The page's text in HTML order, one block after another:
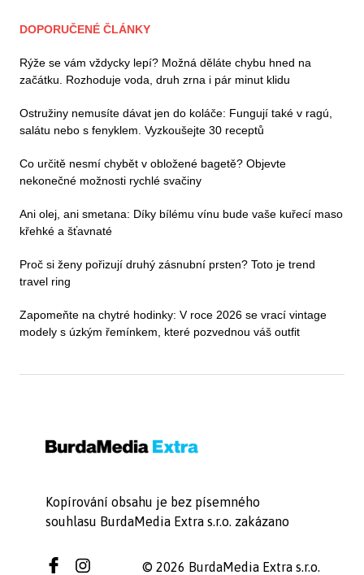
DOPORUČENÉ ČLÁNKY
Rýže se vám vždycky lepí? Možná děláte chybu hned na
začátku. Rozhoduje voda, druh zrna i pár minut klidu
Ostružiny nemusíte dávat jen do koláče: Fungují také v ragú,
salátu nebo s fenyklem. Vyzkoušejte 30 receptů
Co určitě nesmí chybět v obložené bagetě? Objevte
nekonečné možnosti rychlé svačiny
Ani olej, ani smetana: Díky bílému vínu bude vaše kuřecí maso
křehké a šťavnaté
Proč si ženy pořizují druhý zásnubní prsten? Toto je trend
travel ring
Zapomeňte na chytré hodinky: V roce 2026 se vrací vintage
modely s úzkým řemínkem, které pozvednou váš outfit
Kopírování obsahu je bez písemného
souhlasu BurdaMedia Extra s.r.o. zakázano
© 2026 BurdaMedia Extra s.r.o.